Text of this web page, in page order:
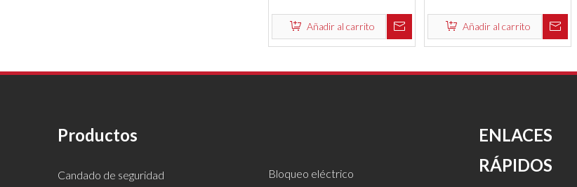
disyuntorAñadir al carrito
Añadir al carrito
Productos
Candado de seguridad
Bloqueo eléctrico
ENLACES
RÁPIDOS